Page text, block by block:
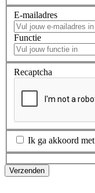
E-mailadres
Functie
Recaptcha
Ik ga akkoord